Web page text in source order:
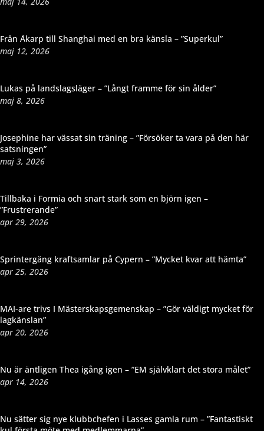
Från Åkarp till Shanghai med en bra känsla – ”Superkul”
maj 12, 2026
Lukas på landslagsläger – ”Långt framme för sin ålder”
maj 8, 2026
Josephine har vässat sin träning – ”Försöker ta vara på den här
satsningen”
maj 3, 2026
Tillbaka i Formia och snart stark som en björn igen –
”Frustrerande”
apr 29, 2026
Sprintergäng kraftsamlar på Cypern – ”Mycket kvar att hämta”
apr 25, 2026
MAI-are trivs I Mästerskapsgemenskap – ”Gör väldigt mycket för
lagkänslan”
apr 20, 2026
Nu är äntligen Thea igång igen – ”EM självklart det stora målet”
apr 14, 2026
Nu sätter sig nye klubbchefen i Lasses gamla rum – ”Fantastiskt